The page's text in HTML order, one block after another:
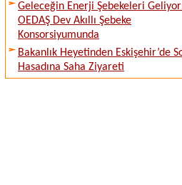
Geleceğin Enerji Şebekeleri
OEDAŞ Dev Akıllı Şebeke
Konsorsiyumunda
Bakanlık Heyetinden Eskişehir’de
Hasadına Saha Ziyareti